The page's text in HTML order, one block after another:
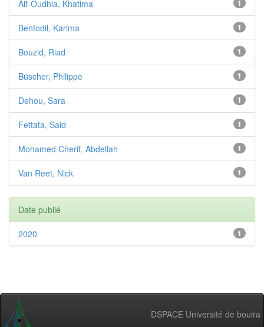
1
Ait-Oudhia, Khatima
1
Benfodil, Karima
1
Bouzid, Riad
1
Büscher, Philippe
1
Dehou, Sara
1
Fettata, Said
1
Mohamed Cherif, Abdellah
1
Van Reet, Nick
Date publié
1
2020
DSPACE Université de bouira